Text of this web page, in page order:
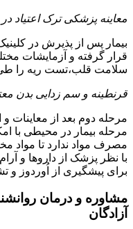
معاینه پزشکی ترک اعتیاد
بیمار پس از پذیرش در
قرار گرفته و آزمایشات
سلامت قلب،تست ریه را
قرنطینه و سم زدایی بدن
مرحله دوم بعد از معاینات
مرحله بیمار در محیطی با
مصرف مواد ندارد تا مواد
با نظر پزشک از داروها و
برای پیشگیری از اُوردوز و
مشاوره و درمان
آزادگان